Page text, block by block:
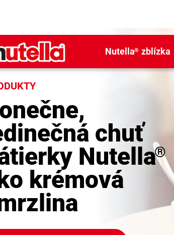
Nutella® zblízka
chuť
Nutella®
krémová